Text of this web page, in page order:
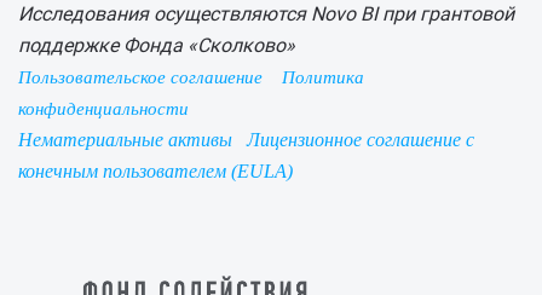
Исследования осуществляются Novo BI при грантовой
поддержке Фонда «Сколково»
Пользовательское соглашение
Политика
конфиденциальности
Нематериальные активы
Лицензионное соглашение с
конечным пользователем (EULA)